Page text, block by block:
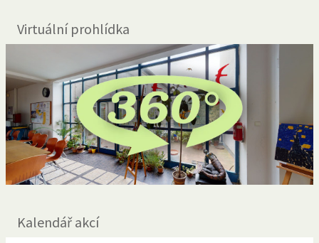
Virtuální prohlídka
Kalendář akcí